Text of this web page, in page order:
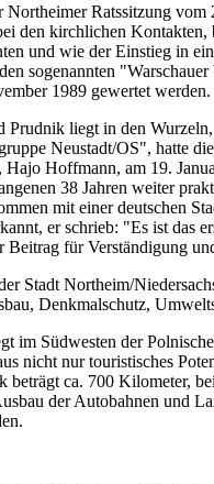
Ratssitzung
den kirchlichen
und wie der Einstieg in
sogenannten
1989 gewertet werden.
Prudnik liegt in den
Neustadt/OS", hatte
Hoffmann, am 19.
38 Jahren weiter
mit einer deutschen
er schrieb: "Es ist das
Beitrag für Verständigung
Stadt Northeim/
Denkmalschutz,
im Südwesten der
nicht nur touristisches
ca. 700 Kilometer,
der Autobahnen und